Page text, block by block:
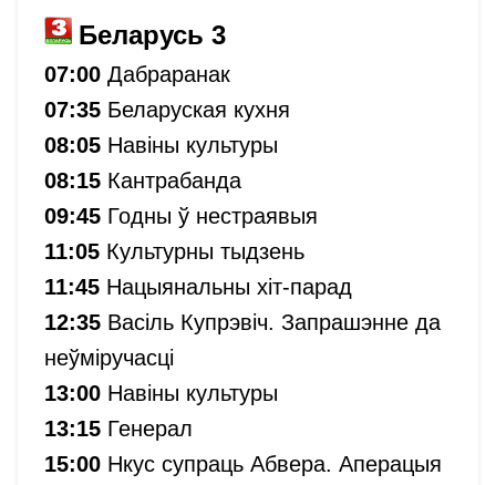
Беларусь 3
07:00 Дабраранак
07:35 Беларуская кухня
08:05 Навіны культуры
08:15 Кантрабанда
09:45 Годны ў нестраявыя
11:05 Культурны тыдзень
11:45 Нацыянальны хіт-парад
12:35 Васіль Купрэвіч. Запрашэнне да
неўміручасці
13:00 Навіны культуры
13:15 Генерал
15:00 Нкус супраць Абвера. Аперацыя